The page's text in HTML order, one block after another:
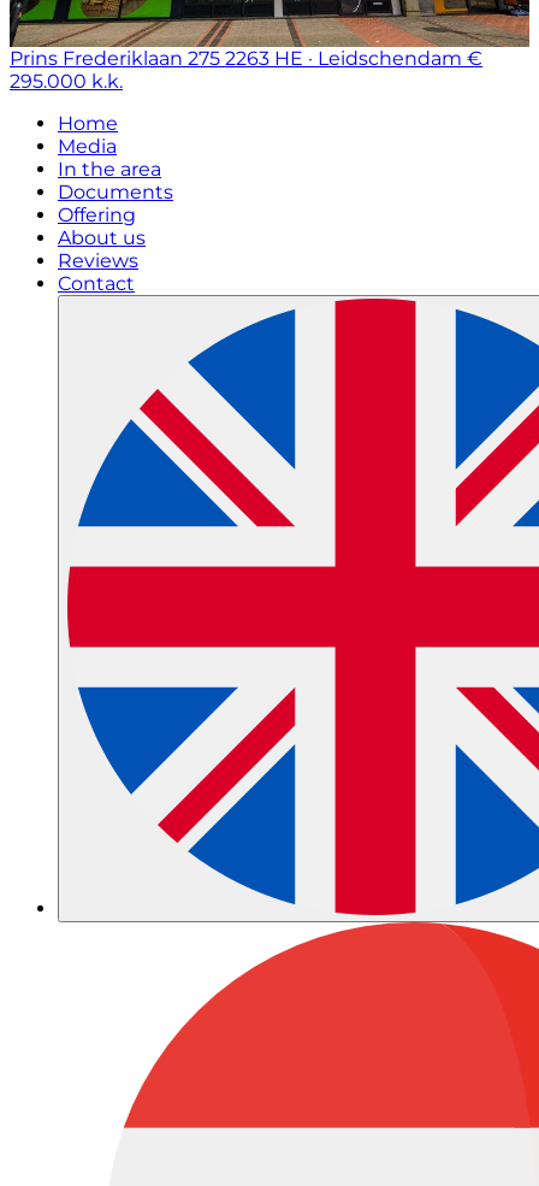
Prins Frederiklaan 275 2263 HE · Leidschendam €
295.000 k.k.
Home
Media
In the area
Documents
Offering
About us
Reviews
Contact